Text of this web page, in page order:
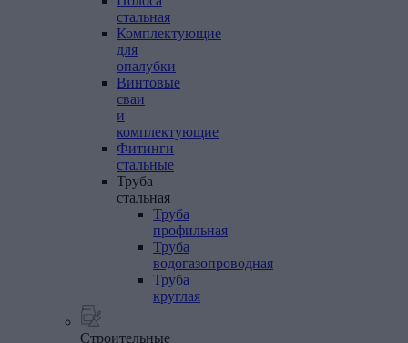
стальная
Комплектующие
для
опалубки
Винтовые
сваи
и
комплектующие
Фитинги
стальные
Труба
стальная
Труба
профильная
Труба
водогазопроводная
Труба
круглая
Строительные